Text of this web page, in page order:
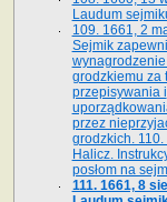
Laudum
109. 1661, 2
Sejmik
grodzkiemu za
przepisywania i
przez
grodzkich.
Halicz.
posłom na
111. 1661, 8